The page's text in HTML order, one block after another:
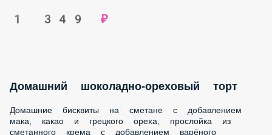
Домашние бисквиты на сметане с добавлением мака, какао
и грецкого ореха, прослойка из сметанного крема с
добавлением варёного сгущённого молока и изюма.
Украшен бисквитной крошкой с грецким орехом и